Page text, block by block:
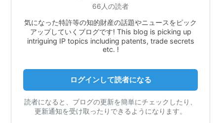
66人の読者
気になった特許等の知的財産の話題やニュースをピック
アップしていくブログです! This blog is picking up
intriguing IP topics including patents, trade secrets
etc. !
ログインして読者になる
読者になると、ブログの更新を簡単にチェックしたり、
更新通知を受け取ったりできるようになります。